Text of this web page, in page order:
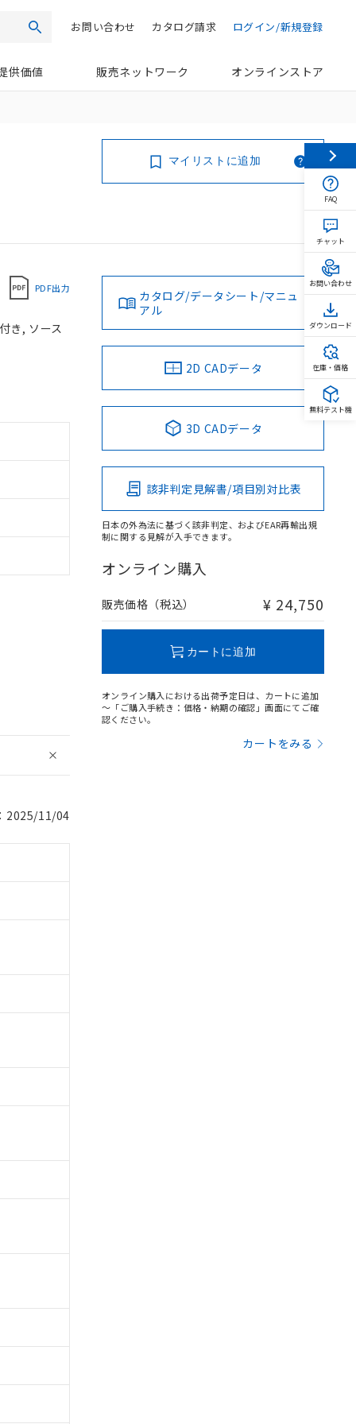
検索 ログイン/新規登録
カタログ請求
お問い合わせ
供価値 販売ネットワーク オンラインストア
マイリストに追加
PDF出力
き, ソース
2025/11/04
カタログ/データシート/マニュ
アル
2D CADデータ
3D CADデータ
該非判定見解書/項目別対比表
日本の外為法に基づく該非判定、およびEAR再輸出規
制に関する見解が入手できます。
オンライン購入
販売価格（税込） ¥ 24,750
カートに追加
オンライン購入における出荷予定日は、カートに追加
～「ご購入手続き：価格・納期の確認」画面にてご確
認ください。
カートをみる
FAQ
チャット
お問い合わせ
ダウンロード
在庫・価格
無料テスト機